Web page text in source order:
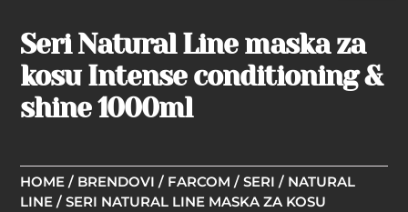
Seri Natural Line maska za
kosu Intense conditioning &
shine 1000ml
HOME / BRENDOVI / FARCOM /SERI / NATURAL
LINE / SERI NATURAL LINE MASKA ZA KOSU